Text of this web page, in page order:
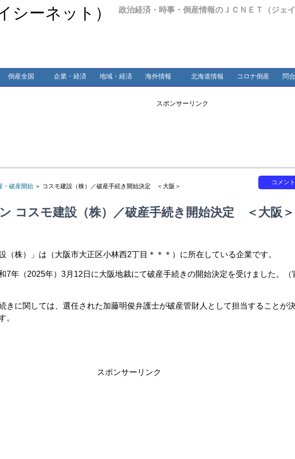
政治経済・時事・倒産情報のＪＣＮＥＴ（ジェイ
倒産全国 企業・経済 地域・経済 海外情報 北海道情報 コロナ倒産 問
スポンサーリンク
コメント
・破産開始 ＞ コスモ建設（株）／破産手続き開始決定 ＜大阪＞
コスモ建設（株）／破産手続き開始決定 ＜大阪＞
（株）」は（大阪市大正区小林西2丁目＊＊＊）に所在している企業です。
7年（2025年）3月12日に大阪地裁にて破産手続きの開始決定を受けました。（
きに関しては、選任された加藤明俊弁護士が破産管財人として担当することが
。
スポンサーリンク